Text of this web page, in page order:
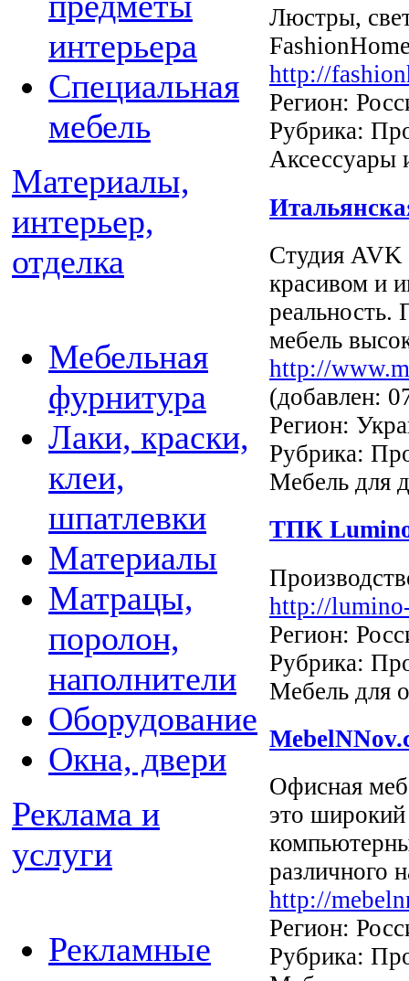
интерьера
Специальная
мебель
Материалы,
интерьер,
отделка
Мебельная
фурнитура
Лаки, краски,
клеи,
шпатлевки
Материалы
Матрацы,
поролон,
наполнители
Оборудование
Окна, двери
Реклама и
услуги
Рекламные
Люстры,
http://
Регион:
Рубрика:
Аксессуары
Студия
красивом и
реальность.
мебель
http://
(добавлен:
Регион:
Рубрика:
Мебель для
ТПК
http://
Регион:
Рубрика:
Мебель для
Офисная
это
различного
http://
Регион:
Рубрика: